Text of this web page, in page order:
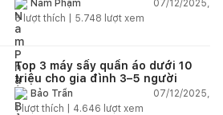
Nam Phạm
07/12/2025,
6lượt thích | 5.748 lượt xem
Top 3 máy sấy quần áo dưới 10
triệu cho gia đình 3–5 người
Bảo Trần
07/12/2025,
1lượt thích | 4.646 lượt xem